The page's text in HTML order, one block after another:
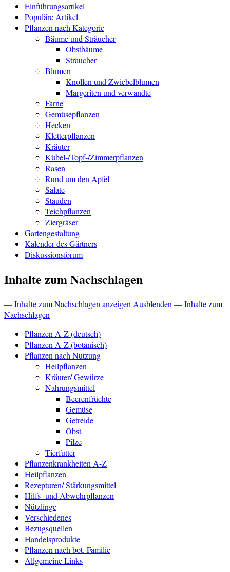
Einführungsartikel
Populäre Artikel
Pflanzen nach Kategorie
Bäume und Sträucher
Obstbäume
Sträucher
Blumen
Knollen und Zwiebelblumen
Margeriten und verwandte
Farne
Gemüsepflanzen
Hecken
Kletterpflanzen
Kräuter
Kübel-/Topf-/Zimmerpflanzen
Rasen
Rund um den Apfel
Salate
Stauden
Teichpflanzen
Ziergräser
Gartengestaltung
Kalender des Gärtners
Diskussionsforum
Inhalte zum Nachschlagen
— Inhalte zum Nachschlagen anzeigen Ausblenden — Inhalte zum
Nachschlagen
Pflanzen A-Z (deutsch)
Pflanzen A-Z (botanisch)
Pflanzen nach Nutzung
Heilpflanzen
Kräuter/ Gewürze
Nahrungsmittel
Beerenfrüchte
Gemüse
Getreide
Obst
Pilze
Tierfutter
Pflanzenkrankheiten A-Z
Heilpflanzen
Rezepturen/ Stärkungsmittel
Hilfs- und Abwehrpflanzen
Nützlinge
Verschiedenes
Bezugsquellen
Handelsprodukte
Pflanzen nach bot. Familie
Allgemeine Links